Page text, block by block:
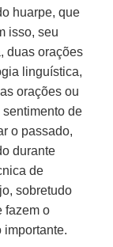
huarpe, que
isso, seu
duas orações
linguística,
orações ou
de
o passado,
durante
de
sobretudo
fazem o
importante.